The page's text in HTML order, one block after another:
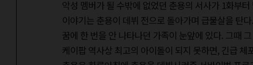
악성 멤버가 될 수밖에 없었던 춘용의 서사가 1화부
이야기는 춘용이 데뷔 전으로 돌아가며 급물살을 탄
꿈에 한 번을 안 나타나던 가족이 눈앞에 있다. 그때
케이팝 역사상 최고의 아이돌이 되지 못하면, 긴급